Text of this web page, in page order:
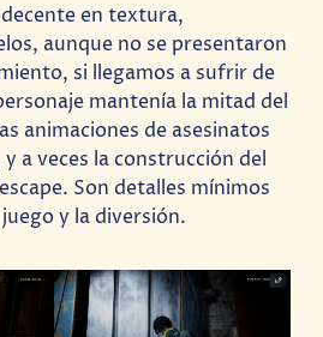
en textura,
aunque no se presentaron
si llegamos a sufrir de
mantenía la mitad del
animaciones de asesinatos
a veces la construcción del
Son detalles mínimos
y la diversión.